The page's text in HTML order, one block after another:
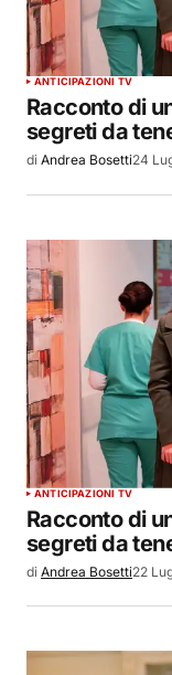
ANTICIPAZIONI TV
Racconto di
segreti da
di Andrea Bosetti24
ANTICIPAZIONI TV
Racconto di
segreti da
di Andrea Bosetti22